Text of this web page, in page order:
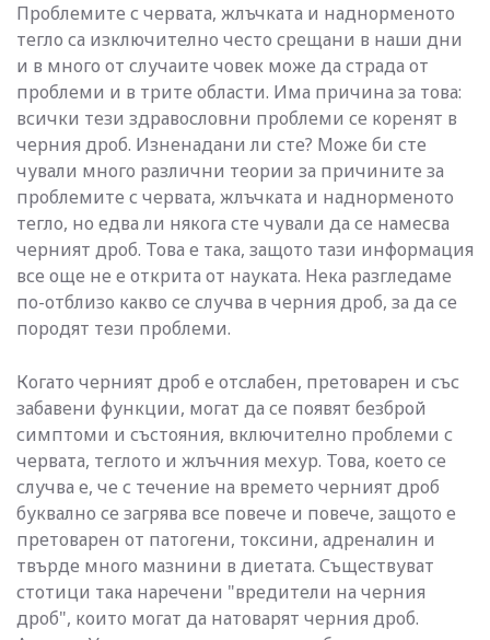
Проблемите с червата, жлъчката и наднорменото
тегло са изключително често срещани в наши дни
и в много от случаите човек може да страда от
проблеми и в трите области. Има причина за това:
всички тези здравословни проблеми се коренят в
черния дроб. Изненадани ли сте? Може би сте
чували много различни теории за причините за
проблемите с червата, жлъчката и наднорменото
тегло, но едва ли някога сте чували да се намесва
черният дроб. Това е така, защото тази информация
все още не е открита от науката. Нека разгледаме
по-отблизо какво се случва в черния дроб, за да се
породят тези проблеми.
Когато черният дроб е отслабен, претоварен и със
забавени функции, могат да се появят безброй
симптоми и състояния, включително проблеми с
червата, теглото и жлъчния мехур. Това, което се
случва е, че с течение на времето черният дроб
буквално се загрява все повече и повече, защото е
претоварен от патогени, токсини, адреналин и
твърде много мазнини в диетата. Съществуват
стотици така наречени "вредители на черния
дроб", които могат да натоварят черния дроб.